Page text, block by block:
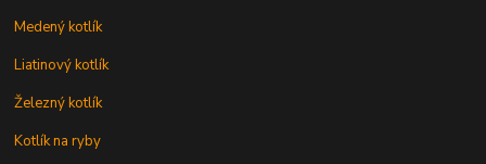
Medený kotlík
Liatinový kotlík
Železný kotlík
Kotlík na ryby